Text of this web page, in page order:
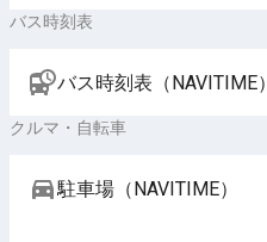
バス時刻表
バス時刻表（NAVITIME）
クルマ・自転車
駐車場（NAVITIME）